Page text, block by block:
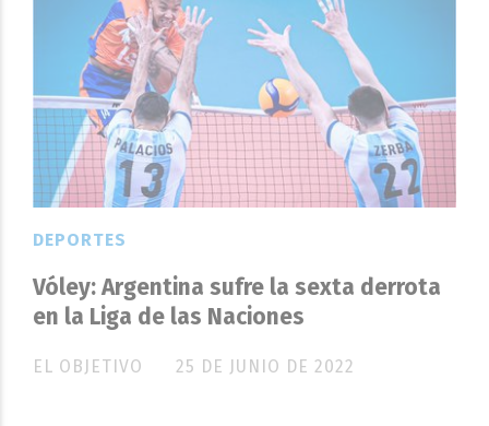
Vóley: Argentina sufre la sexta derrota
en la Liga de las Naciones
EL OBJETIVO
DEPORTES
25 DE JUNIO DE 2022